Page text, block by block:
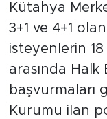
Kütahya
3+1 ve 4+1
isteyenlerin
arasında Halk
başvurmaları
Kurumu ilan